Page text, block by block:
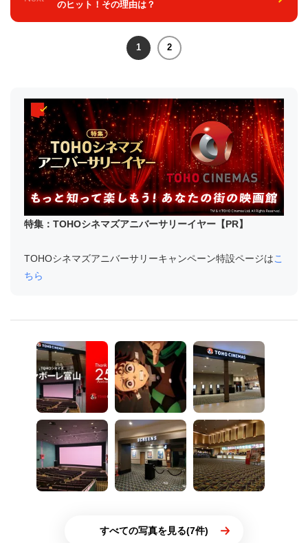
のヒット！その理由は？
1 2
特集：TOHOシネマズアニバーサリーイヤー【PR】
TOHOシネマズアニバーサリーキャンペーン特設ページはこ
ちら
すべての写真を見る(7件)